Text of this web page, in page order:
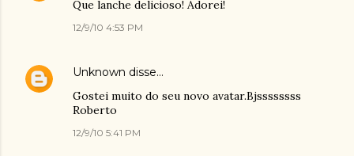
Que lanche delicioso! Adorei!
12/9/10 4:53 PM
Unknown disse…
Gostei muito do seu novo avatar.Bjssssssss
Roberto
12/9/10 5:41 PM